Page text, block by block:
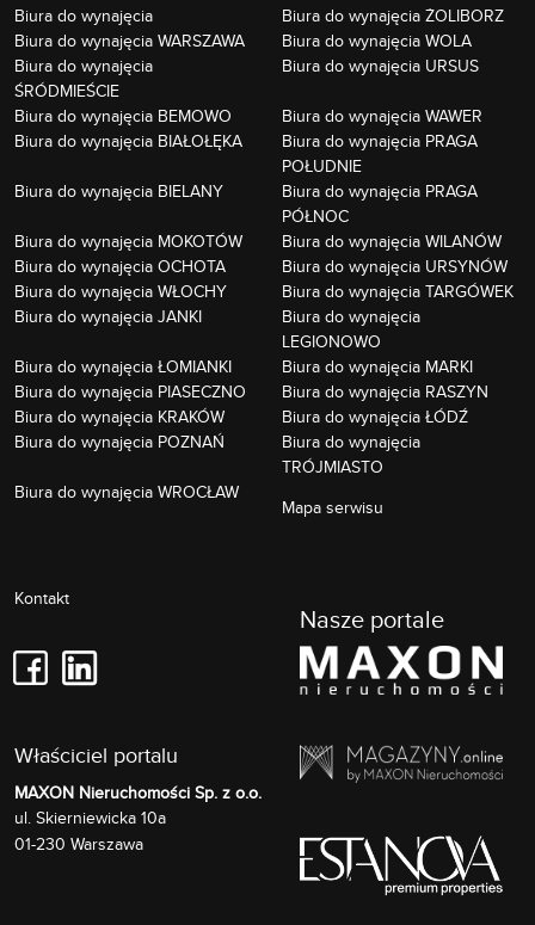
Biura do wynajęcia
Biura do wynajęcia ŻOLIBORZ
Biura do wynajęcia WARSZAWA
Biura do wynajęcia WOLA
Biura do wynajęcia
ŚRÓDMIEŚCIE
Biura do wynajęcia URSUS
Biura do wynajęcia BEMOWO
Biura do wynajęcia WAWER
Biura do wynajęcia BIAŁOŁĘKA
Biura do wynajęcia PRAGA
POŁUDNIE
Biura do wynajęcia BIELANY
Biura do wynajęcia PRAGA
PÓŁNOC
Biura do wynajęcia MOKOTÓW
Biura do wynajęcia WILANÓW
Biura do wynajęcia OCHOTA
Biura do wynajęcia URSYNÓW
Biura do wynajęcia WŁOCHY
Biura do wynajęcia TARGÓWEK
Biura do wynajęcia JANKI
Biura do wynajęcia
LEGIONOWO
Biura do wynajęcia ŁOMIANKI
Biura do wynajęcia MARKI
Biura do wynajęcia PIASECZNO
Biura do wynajęcia RASZYN
Biura do wynajęcia KRAKÓW
Biura do wynajęcia ŁÓDŹ
Biura do wynajęcia POZNAŃ
Biura do wynajęcia
TRÓJMIASTO
Biura do wynajęcia WROCŁAW
Mapa serwisu
Kontakt
Właściciel portalu
MAXON Nieruchomości Sp. z o.o.
ul. Skierniewicka 10a
01-230 Warszawa
Nasze portale